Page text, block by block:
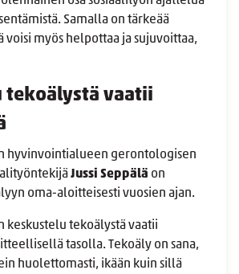
Samalla on tärkeää
voisi myös helpottaa ja sujuvoittaa,
tekoälystä vaatii
hyvinvointialueen gerontologisen
Jussi Seppälä on
oma-aloitteisesti vuosien ajan.
keskustelu tekoälystä vaatii
tasolla. Tekoäly on sana,
huolettomasti, ikään kuin sillä